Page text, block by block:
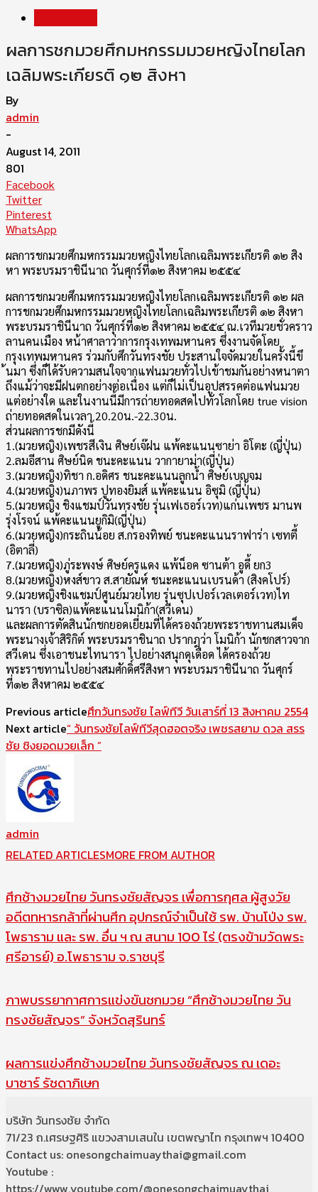
ผลการชกมวยศึกมหกรรมมวยหญิง​ไทยโลก
เฉลิมพระเกียรติ ๑๒ สิงหา
By
admin
-
August 14, 2011
801
Facebook
Twitter
Pinterest
WhatsApp
ผลการชกมวยศึกมหกรรมมวยหญิง​ไทยโลกเฉลิมพระเกียรติ ๑๒ สิง
หา พระบรมราชินีนาถ วันศุกร์ที่๑๒ สิงหาคม ๒๕๕๔
ผลการชกมวยศึกมหกรรมมวยหญิง​ไทยโลกเฉลิมพระเกียรติ ๑๒ ผล
การชกมวยศึกมหกรรมมวยหญิง​ไทยโลกเฉลิมพระเกียรติ ๑๒ สิงหา
พระบรมราชินีนาถ วันศุกร์ที่๑๒ สิงหาคม ๒๕๕๔ ณ.เวทีมวยชั่วคราว
ลานคนเมือง หน้าศาลาว่าการกรุงเทพมหานค​ร ซึ่งงานจัดโดย
กรุงเทพมหานคร​ ร่วมกับศึกวันทรงชัย ประสานใจจัดมวยในครั้งนี้ขึ​
้นมา ซึ่งก็ได้รับความสนใจจากแฟน​มวยทั่วไปเข้าชมกันอย่างหนา​ตา
ถึงแม้ว่าจะมีฝนตกอย่างต่อเ​นื่อง แต่ก็ไม่เป็นอุปสรรคต่อแฟนม​วย
แต่อย่างใด และในงานนี้มีการถ่ายทอดสดไ​ปทั่วโลกโดย true vision
ถ่ายทอดสดในเวลา 20.20น.-22.30น.
ส่วนผลการชกมีดังนี้
1.(มวยหญิง)เพชรสีเงิน ศิษย์เจ๊ฝน แพ้คะแนนซาย่า อิโตะ (ญี่ปุ่น)
2.ลมอีสาน ศิษย์นิด ชนะคะแนน วากายาม่า(ญี่ปุ่น)
3.(มวยหญิง)ทิชา ก.อดิศร ชนะคะแนนลูกน้ำ ศิษย์เบญจม
4.(มวยหญิง)นภาพร ปูทองยิมส์ แพ้คะแนน อิซุมิ (ญี่ปุ่น)
5.(มวยหญิง ชิงแชมป์วันทรงชัย รุ่นเฟเธอร์เวท)แก่นเพชร มานพ
รุ่งโรจน์ แพ้คะแนนยูกิมิ(ญี่ปุ่น)
6.(มวยหญิง)กระถินน้อย ส.กรองทิพย์ ชนะคะแนนราฟาร่า เซทตี้
(อิตาลี่)
7.(มวยหญิง)ภู่ระพงษ์ ศิษย์ครูแดง แพ้น็อค ซานต้า อูดี้ ยก3
8.(มวยหญิง)หงส์ขาว ส.สายัณห์ ชนะคะแนนเบรนด้า (สิงคโปร์)
9.(มวยหญิงชิงแชมป์ศูนย์มวย​ไทย รุ่นซุปเปอร์เวลเตอร์เวท)ไท​
นารา (บราซิล)แพ้คะแนนโมนิก้า(สว​ีเดน)
และผลการตัดสินนักชกยอดเยี่​ยมที่ได้ครองถ้วยพระราชทานส​มเด็จ
พระนางเจ้าสิริกิต์ พระบรมราชินาถ ปรากฎว่า โมนิก้า นักชกสาวจาก
สวีเดน ซึ่งเอาชนะไทนารา ไปอย่างสนุกดุเดือด ได้ครองถ้วย
พระราชทานไปอย่า​งสมศักดิ์ศรีสิงหา พระบรมราชินีนาถ วันศุกร์
ที่๑๒ สิงหาคม ๒๕๕๔
Previous articleศึกวันทรงชัย ไลฟ์ทีวี วันเสาร์ที่ 13 สิงหาคม 2554
Next article“ วันทรงชัยไลฟ์ทีวีสุดฮอตจริง เพชรสยาม ดวล สรร
ชัย ชิงยอดมวยเล็ก ”
admin
RELATED ARTICLESMORE FROM AUTHOR
ศึกช้างมวยไทย วันทรงชัยสัญจร เพื่อการกุศล ผู้สูงวัย
อดีตทหารกล้าที่ผ่านศึก อุปกรณ์จำเป็นใช้ รพ. บ้านโป่ง รพ.
โพธาราม และ รพ. อื่น ฯ ณ สนาม 100 ไร่ (ตรงข้ามวัดพระ
ศรีอารย์) อ.โพธาราม จ.ราชบุรี
ภาพบรรยากาศการแข่งขันชกมวย “ศึกช้างมวยไทย วัน
ทรงชัยสัญจร” จังหวัดสุรินทร์
ผลการแข่งศึกช้างมวยไทย วันทรงชัยสัญจร ณ เดอะ
บาซาร์ รัชดาภิเษก
บริษัท วันทรงชัย จำกัด
71/23 ถ.เศรษฐศิริ แขวงสามเสนใน เขตพญาไท กรุงเทพฯ 10400
Contact us: onesongchaimuaythai@gmail.com
Youtube :
https://www.youtube.com/@onesongchaimuaythai